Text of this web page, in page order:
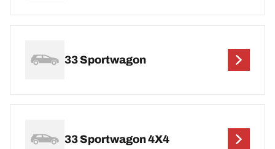
33 Sportwagon
33 Sportwagon 4X4